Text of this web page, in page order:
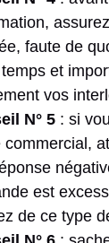
faute de
et
vos
N° 5 : si
commercial,
est
de ce type